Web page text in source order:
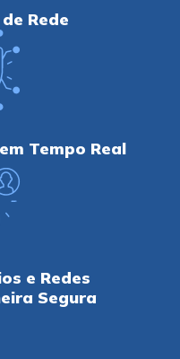
Rede
Tempo Real
e Redes
Segura